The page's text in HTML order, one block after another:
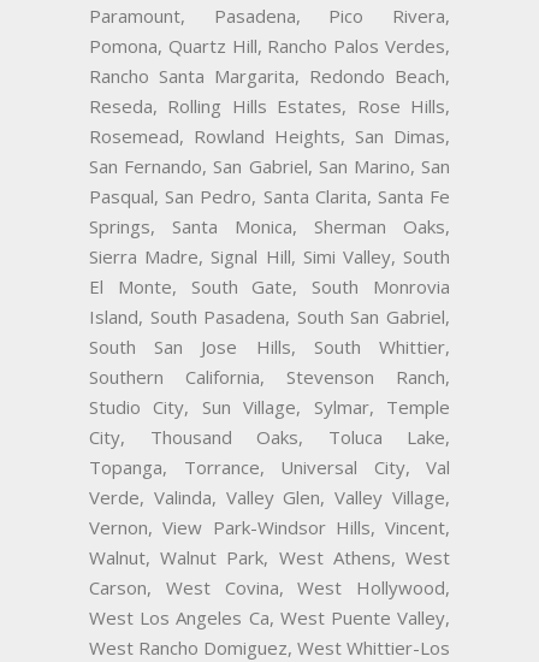
Paramount, Pasadena, Pico Rivera,
Pomona, Quartz Hill, Rancho Palos Verdes,
Rancho Santa Margarita, Redondo Beach,
Reseda, Rolling Hills Estates, Rose Hills,
Rosemead, Rowland Heights, San Dimas,
San Fernando, San Gabriel, San Marino, San
Pasqual, San Pedro, Santa Clarita, Santa Fe
Springs, Santa Monica, Sherman Oaks,
Sierra Madre, Signal Hill, Simi Valley, South
El Monte, South Gate, South Monrovia
Island, South Pasadena, South San Gabriel,
South San Jose Hills, South Whittier,
Southern California, Stevenson Ranch,
Studio City, Sun Village, Sylmar, Temple
City, Thousand Oaks, Toluca Lake,
Topanga, Torrance, Universal City, Val
Verde, Valinda, Valley Glen, Valley Village,
Vernon, View Park-Windsor Hills, Vincent,
Walnut, Walnut Park, West Athens, West
Carson, West Covina, West Hollywood,
West Los Angeles Ca, West Puente Valley,
West Rancho Domiguez, West Whittier-Los